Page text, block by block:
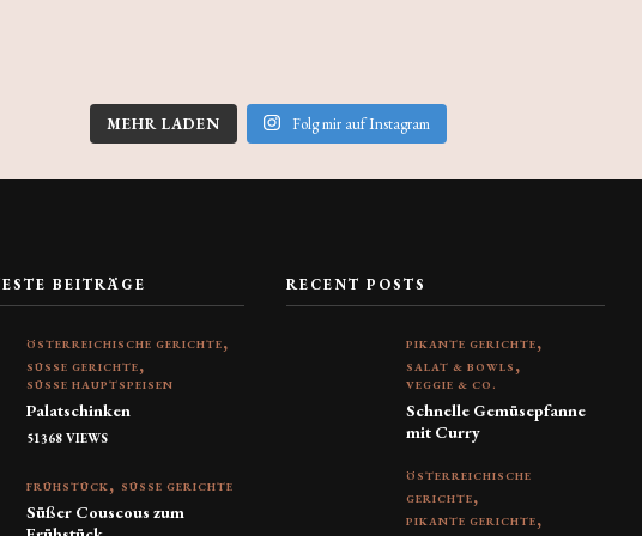
MEHR LADEN Folg mir auf Instagram
BEITRÄGE
ÖSTERREICHISCHE GERICHTE
SÜSSE GERICHTE
SÜSSE HAUPTSPEISEN
Palatschinken
51368 VIEWS
FRÜHSTÜCK SÜSSE GERICHTE
Süßer Couscous zum
RECENT POSTS
PIKANTE GERICHTE
SALAT & BOWLS
VEGGIE & CO.
Schnelle Gemüsepfanne
mit Curry
ÖSTERREICHISCHE
GERICHTE
PIKANTE GERICHTE